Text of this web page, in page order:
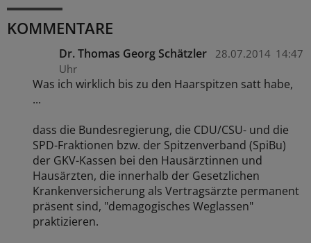
KOMMENTARE
Dr. Thomas Georg Schätzler 28.07.2014 14:47
Uhr
Was ich wirklich bis zu den Haarspitzen satt habe,
...
dass die Bundesregierung, die CDU/CSU- und die
SPD-Fraktionen bzw. der Spitzenverband (SpiBu)
der GKV-Kassen bei den Hausärztinnen und
Hausärzten, die innerhalb der Gesetzlichen
Krankenversicherung als Vertragsärzte permanent
präsent sind, "demagogisches Weglassen"
praktizieren.